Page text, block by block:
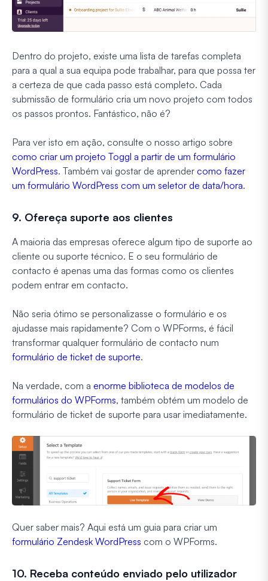
Dentro do projeto, existe uma lista de tarefas completa
para a qual a sua equipa pode trabalhar, para que possa ter
a certeza de que cada passo está completo. Cada
submissão de formulário cria um novo projeto com todos
os passos prontos. Fantástico, não é?
Para ver isto em ação, consulte o nosso artigo sobre
como criar um projeto Toggl a partir de um formulário
WordPress. Também vai gostar de aprender como fazer
um formulário WordPress com um seletor de data/hora.
9. Ofereça suporte aos clientes
A maioria das empresas oferece algum tipo de suporte ao
cliente ou suporte técnico. E o seu formulário de
contacto é apenas uma das formas como os clientes
podem entrar em contacto.
Não seria ótimo se personalizasse o formulário e os
ajudasse mais rapidamente? Com o WPForms, é fácil
transformar qualquer formulário de contacto num
formulário de ticket de suporte.
Na verdade, com a enorme biblioteca de modelos de
formulários do WPForms, também obtém um modelo de
formulário de ticket de suporte para usar imediatamente.
Quer saber mais? Aqui está um guia para criar um
formulário Zendesk WordPress com o WPForms.
10. Receba conteúdo enviado pelo utilizador